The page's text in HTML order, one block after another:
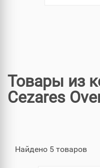
Товары из
Cezares
Найдено 5 товаров